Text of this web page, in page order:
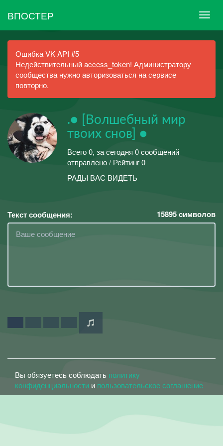
ВПОСТЕР
Ошибка VK API #5
Недействительный access_token! Администратору
сообщества нужно авторизоваться на сервисе
повторно.
.● [Волшебный мир
твоих снов] ●
Всего 0, за сегодня 0 сообщений
отправлено / Рейтинг 0
РАДЫ ВАС ВИДЕТЬ
Текст сообщения: 15895символов
Вы обязуетесь соблюдать политику
конфиденциальности и пользовательское соглашение